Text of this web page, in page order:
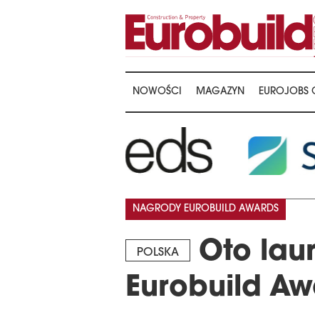
NOWOŚCI MAGAZYN EUROJOBS
POLSKA
Oto
Eurobuild
NAGRODY EUROBUILD AWARDS